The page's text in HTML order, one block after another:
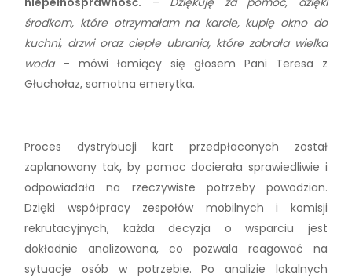
środkom, które otrzymałam na karcie, kupię okno do
kuchni, drzwi oraz ciepłe ubrania, które zabrała wielka
woda – mówi łamiący się głosem Pani Teresa z
Głuchołaz, samotna emerytka.
Proces dystrybucji kart przedpłaconych został
zaplanowany tak, by pomoc docierała sprawiedliwie i
odpowiadała na rzeczywiste potrzeby powodzian.
Dzięki współpracy zespołów mobilnych i komisji
rekrutacyjnych, każda decyzja o wsparciu jest
dokładnie analizowana, co pozwala reagować na
sytuacje osób w potrzebie. Po analizie lokalnych